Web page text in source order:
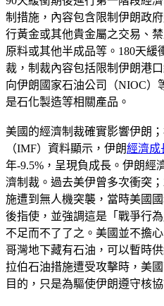
制措施，內容包含限制伊朗政
行黃金或其他貴金屬之交易、
原料或其他半成品等。180天緩
裁，制裁內容包括限制伊朗港
向伊朗國家石油公司（NIOC）
是石化製造等相關產品。
美國的經濟制裁確實影響伊朗
（IMF）資料顯示，伊朗經濟成
年-9.5%，呈現負成長。伊朗經
濟制裁。過去美伊曾多次衝突
施遭到無人機突襲，當時美國
後指使，並強調這是「戰爭行
不足而不了了之。美國並不擔
哥灣地下藏有石油，可以暫時
拉伯石油措施遭受攻擊時，美
目的，只是為驅使伊朗遵守核協